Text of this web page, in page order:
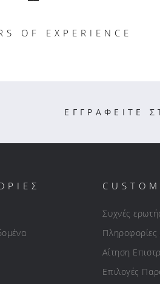
OF EXPERIENCE
ΕΓΓΡΑΦΕΙΤΕ
Συχνές
Αίτηση
Επιλογές